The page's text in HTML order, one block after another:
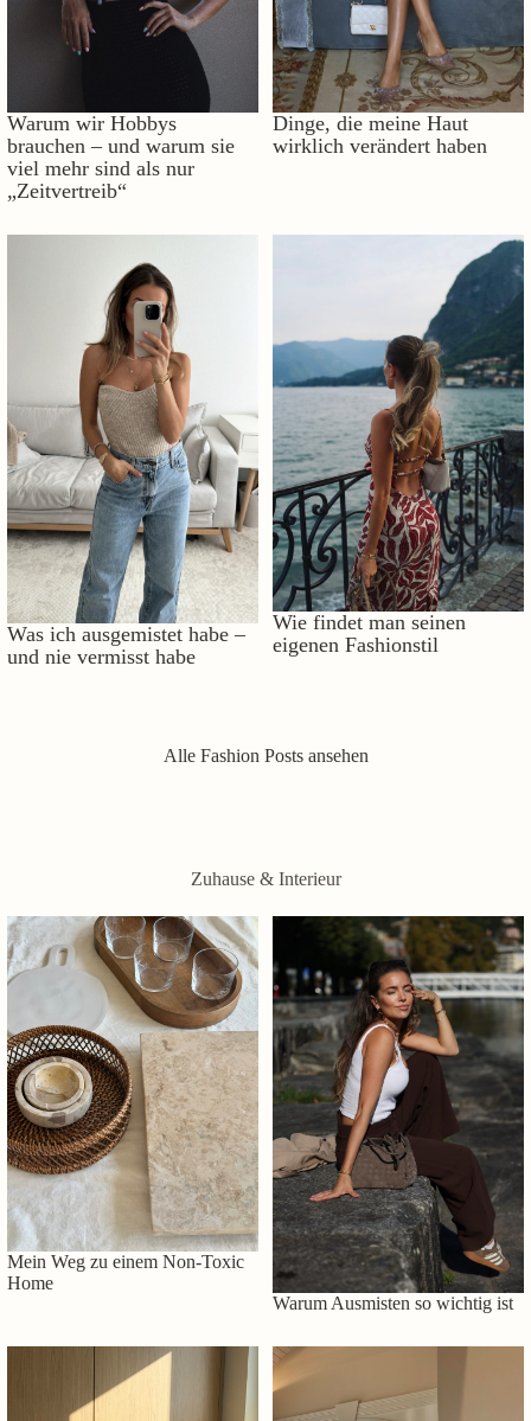
Warum wir Hobbys
brauchen – und warum sie
viel mehr sind als nur
„Zeitvertreib“
Dinge, die meine Haut
wirklich verändert haben
Was ich ausgemistet habe –
und nie vermisst habe
Wie findet man seinen
eigenen Fashionstil
Alle Fashion Posts ansehen
Zuhause & Interieur
Mein Weg zu einem Non-Toxic
Home
Warum Ausmisten so wichtig ist